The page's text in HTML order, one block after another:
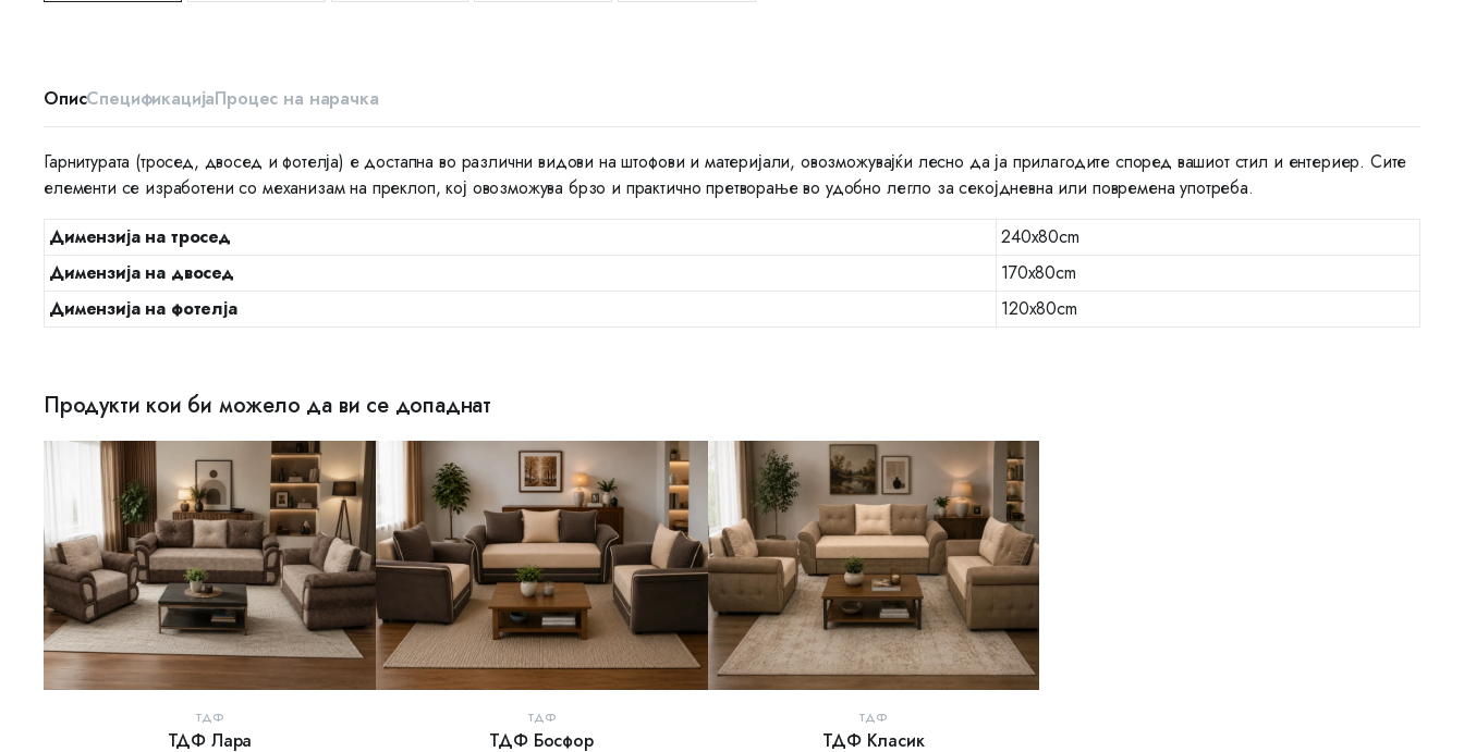
ОписСпецификацијаПроцес на нарачка
Гарнитурата (тросед, двосед и фотелја) е достапна во различни видови на штофови и материјали, овозможувајќи лесно да ја прилагодите според вашиот стил и ентериер. Сите
елементи се изработени со механизам на преклоп, кој овозможува брзо и практично претворање во удобно легло за секојдневна или повремена употреба.
Димензија на тросед
240x80cm
Димензија на двосед
170x80cm
Димензија на фотелја
120x80cm
Продукти кои би можело да ви се допаднат
ТДФ
ТДФ Лара
ДОДАЈ ВО КОШНИЦА
ТДФ
ТДФ Босфор
ДОДАЈ ВО КОШНИЦА
ТДФ
ТДФ Класик
ДОДАЈ ВО КОШНИЦА